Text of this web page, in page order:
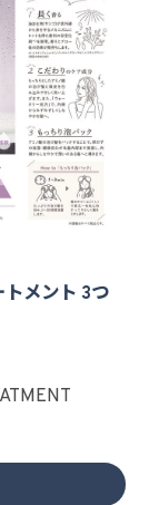
トメント 3つ